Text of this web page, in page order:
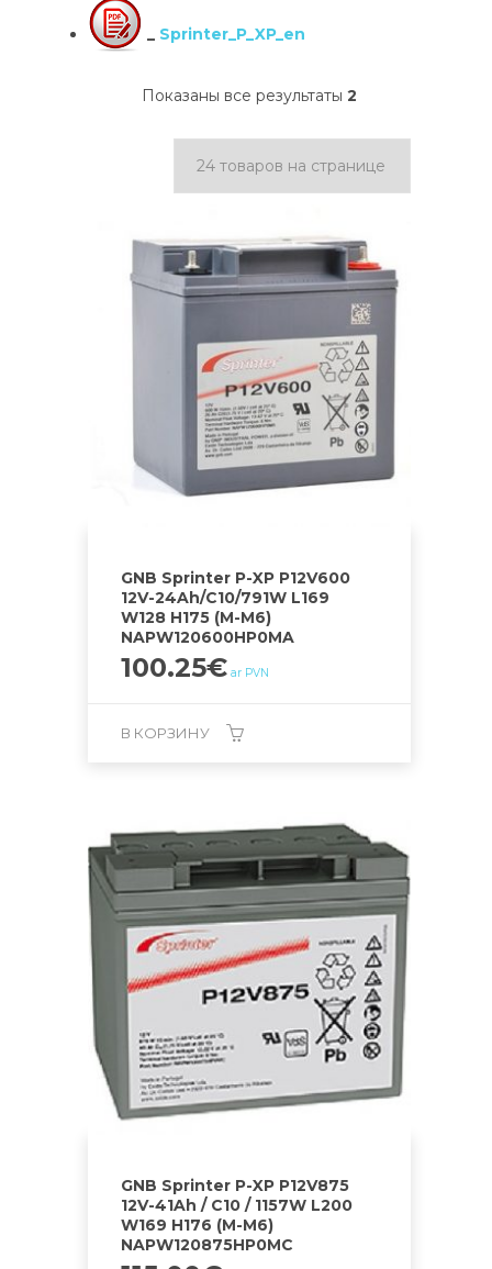
_ Sprinter_P_XP_en
Показаны все результаты 2
GNB Sprinter P-XP P12V600
12V-24Ah/C10/791W L169
W128 H175 (M-M6)
NAPW120600HP0MA
100.25€ ar PVN
В КОРЗИНУ
GNB Sprinter P-XP P12V875
12V-41Ah / C10 / 1157W L200
W169 H176 (M-M6)
NAPW120875HP0MC